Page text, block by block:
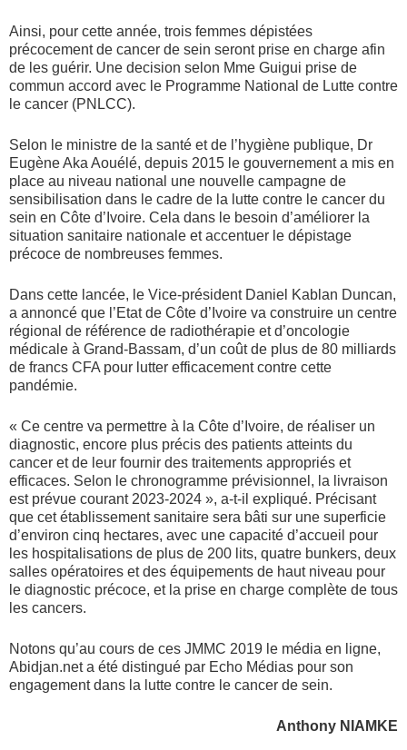
Ainsi, pour cette année, trois femmes dépistées
précocement de cancer de sein seront prise en charge afin
de les guérir. Une decision selon Mme Guigui prise de
commun accord avec le Programme National de Lutte contre
le cancer (PNLCC).
Selon le ministre de la santé et de l’hygiène publique, Dr
Eugène Aka Aouélé, depuis 2015 le gouvernement a mis en
place au niveau national une nouvelle campagne de
sensibilisation dans le cadre de la lutte contre le cancer du
sein en Côte d’Ivoire. Cela dans le besoin d’améliorer la
situation sanitaire nationale et accentuer le dépistage
précoce de nombreuses femmes.
Dans cette lancée, le Vice-président Daniel Kablan Duncan,
a annoncé que l’Etat de Côte d’Ivoire va construire un centre
régional de référence de radiothérapie et d’oncologie
médicale à Grand-Bassam, d’un coût de plus de 80 milliards
de francs CFA pour lutter efficacement contre cette
pandémie.
« Ce centre va permettre à la Côte d’Ivoire, de réaliser un
diagnostic, encore plus précis des patients atteints du
cancer et de leur fournir des traitements appropriés et
efficaces. Selon le chronogramme prévisionnel, la livraison
est prévue courant 2023-2024 », a-t-il expliqué. Précisant
que cet établissement sanitaire sera bâti sur une superficie
d’environ cinq hectares, avec une capacité d’accueil pour
les hospitalisations de plus de 200 lits, quatre bunkers, deux
salles opératoires et des équipements de haut niveau pour
le diagnostic précoce, et la prise en charge complète de tous
les cancers.
Notons qu’au cours de ces JMMC 2019 le média en ligne,
Abidjan.net a été distingué par Echo Médias pour son
engagement dans la lutte contre le cancer de sein.
Anthony NIAMKE